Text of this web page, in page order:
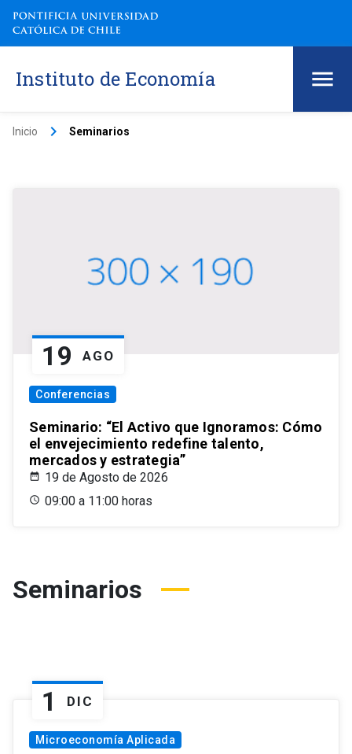
Instituto de Economía
Inicio keyboard_arrow_right Seminarios
19 AGO
Conferencias
Seminario: “El Activo que Ignoramos: Cómo
el envejecimiento redefine talento,
mercados y estrategia”
19 de Agosto de 2026
09:00 a 11:00 horas
Seminarios
1 DIC
Microeconomía Aplicada